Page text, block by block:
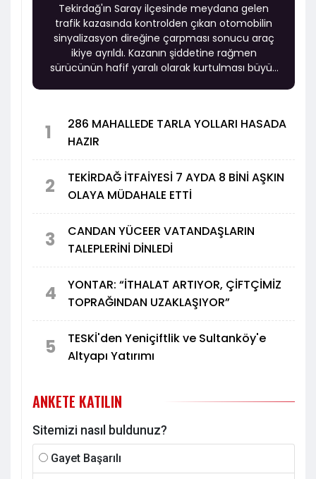
Tekirdağ'ın Saray ilçesinde meydana gelen
trafik kazasında kontrolden çıkan otomobilin
sinyalizasyon direğine çarpması sonucu araç
ikiye ayrıldı. Kazanın şiddetine rağmen
sürücünün hafif yaralı olarak kurtulması büyük
1
286 MAHALLEDE TARLA YOLLARI HASADA
HAZIR
2
TEKİRDAĞ İTFAİYESİ 7 AYDA 8 BİNİ AŞKIN
OLAYA MÜDAHALE ETTİ
3
CANDAN YÜCEER VATANDAŞLARIN
TALEPLERİNİ DİNLEDİ
4
YONTAR: “İTHALAT ARTIYOR, ÇİFTÇİMİZ
TOPRAĞINDAN UZAKLAŞIYOR”
5
TESKİ'den Yeniçiftlik ve Sultanköy'e
Altyapı Yatırımı
ANKETE KATILIN
Sitemizi nasıl buldunuz?
Gayet Başarılı